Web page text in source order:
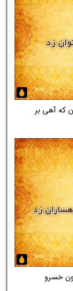
بزن که آهی بر
چون خسرو